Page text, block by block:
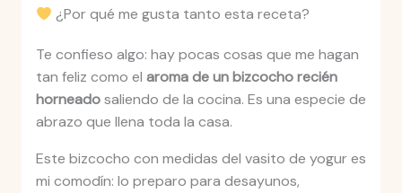
¿Por qué me gusta tanto esta receta?
Te confieso algo: hay pocas cosas que me hagan
tan feliz como el aroma de un bizcocho recién
horneadosaliendo de la cocina. Es una especie de
abrazo que llena toda la casa.
Este bizcocho con medidas del vasito de yogur es
mi comodín: lo preparo para desayunos,